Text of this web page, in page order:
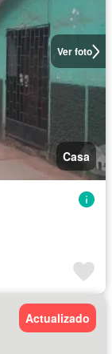
Ver foto
Casa
Actualizado